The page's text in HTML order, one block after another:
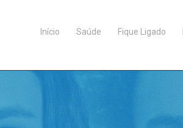
Início Saúde Fique Ligado